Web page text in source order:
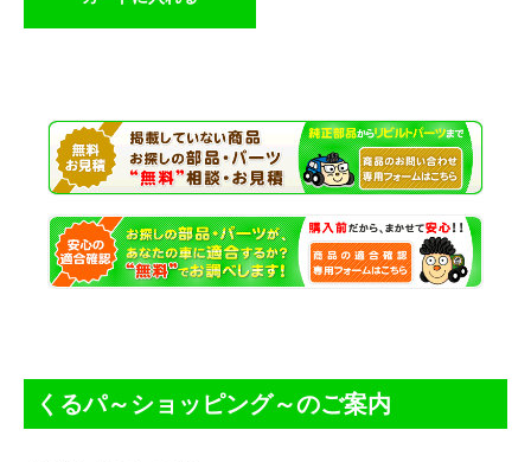
くるパ～ショッピング～のご案内